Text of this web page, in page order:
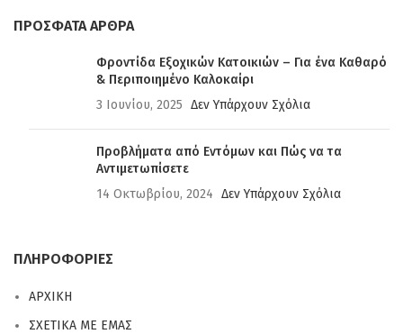
ΠΡΟΣΦΑΤΑ ΑΡΘΡΑ
Φροντίδα Εξοχικών Κατοικιών – Για ένα Καθαρό
& Περιποιημένο Καλοκαίρι
3 Ιουνίου, 2025 Δεν Υπάρχουν Σχόλια
Προβλήματα από Εντόμων και Πώς να τα
Αντιμετωπίσετε
14 Οκτωβρίου, 2024 Δεν Υπάρχουν Σχόλια
ΠΛΗΡΟΦΟΡΙΕΣ
ΑΡΧΙΚΗ
ΣΧΕΤΙΚΑ ΜΕ ΕΜΑΣ